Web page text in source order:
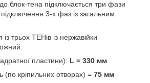
блок-тена підключається три фази
3-х фаз із загальним
трьох ТЕНів із нержавійки
пластини): L = 330 мм
(по кріпильних отворах) = 75 мм